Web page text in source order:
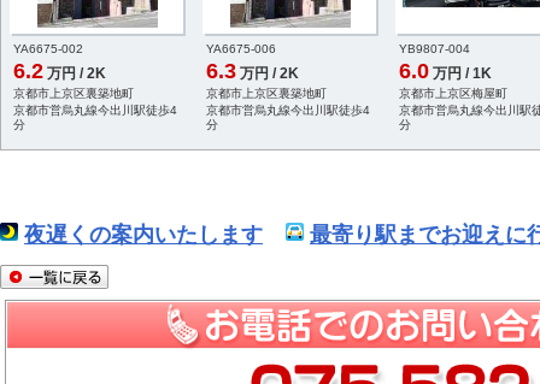
YA6675-002
6.2 万円 / 2K
京都市上京区裏築地町
京都市営烏丸線今出川駅徒歩4
分
YA6675-006
6.3 万円 / 2K
京都市上京区裏築地町
京都市営烏丸線今出川駅徒歩4
分
YB9807-004
6.0 万円 / 1K
京都市上京区梅屋町
京都市営烏丸線今出川駅
分
夜遅くの案内いたします 最寄り駅までお迎えに